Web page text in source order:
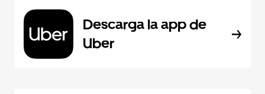
Descarga la app de
Uber